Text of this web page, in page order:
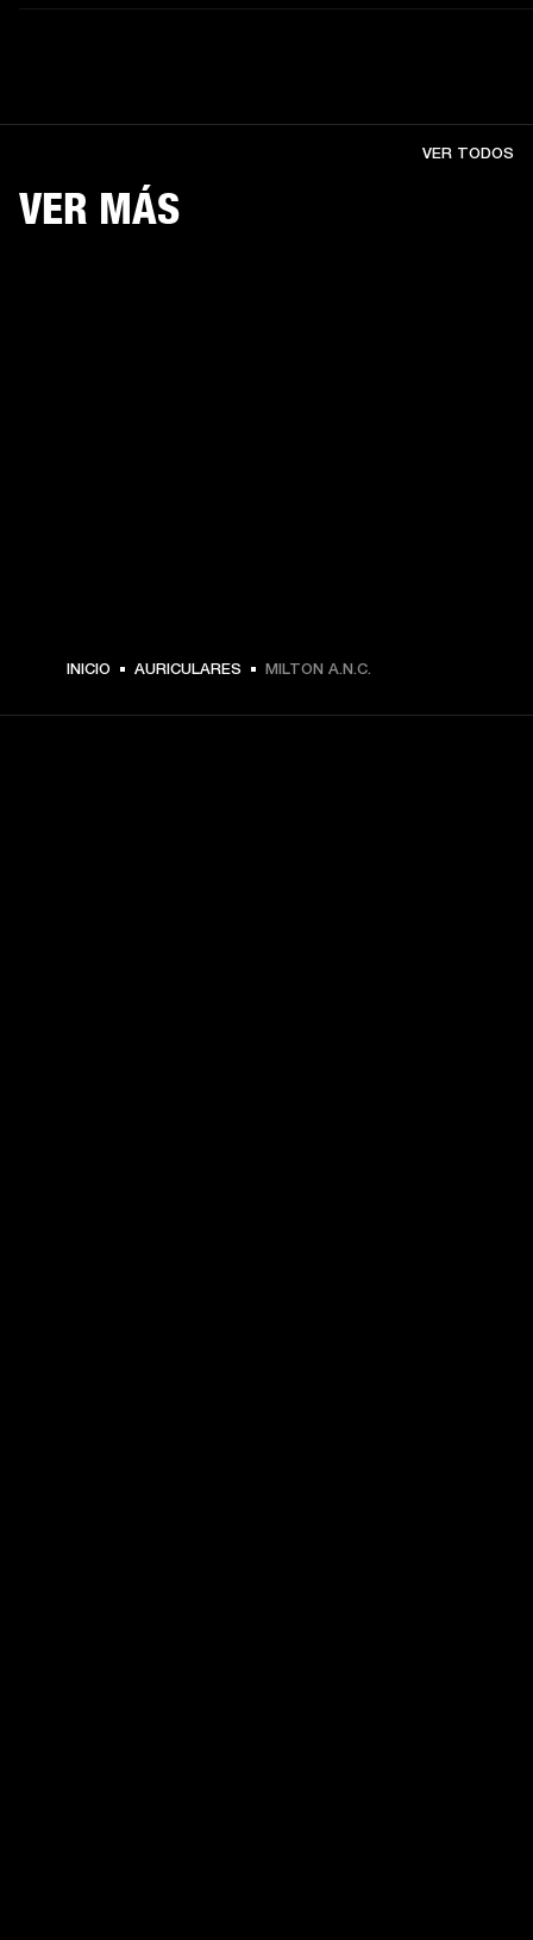
$ 229.99 -
VER MÁS
VER TODOS
INICIO AURICULARES MILTON A.N.C.